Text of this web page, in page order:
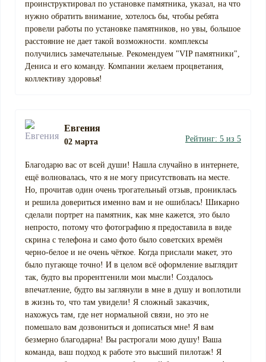
проинструктировал по установке памятника, указал, на что
нужно обратить внимание, хотелось бы, чтобы ребята
провели работы по установке памятников, но увы, большое
расстояние не дает такой возможности. комплексы
получились замечательные. Рекомендуем "VIP памятники",
Дениса и его команду. Компании желаем процветания,
коллективу здоровья!
Евгения
02 марта Рейтинг: 5 из 5
Благодарю вас от всей души! Нашла случайно в интернете,
ещё волновалась, что я не могу присутствовать на месте.
Но, прочитав один очень трогательный отзыв, прониклась
и решила довериться именно вам и не ошиблась! Шикарно
сделали портрет на памятник, как мне кажется, это было
непросто, потому что фотографию я предоставила в виде
скрина с телефона и само фото было советских времён
черно-белое и не очень чёткое. Когда прислали макет, это
было пугающе точно! И в целом всё оформление выглядит
так, будто вы прорентгенили мои мысли! Создалось
впечатление, будто вы заглянули в мне в душу и воплотили
в жизнь то, что там увидели! Я сложный заказчик,
нахожусь там, где нет нормальной связи, но это не
помешало вам дозвониться и дописаться мне! Я вам
безмерно благодарна! Вы растрогали мою душу! Ваша
команда, ваш подход к работе это высший пилотаж! Я